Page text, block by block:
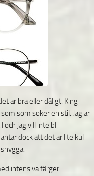
är bra eller dåligt. King
som söker en stil. Jag är
och jag vill inte bli
dock att det är lite kul
intensiva färger.